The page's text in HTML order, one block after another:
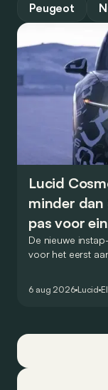
Peugeot
Lucid
minder
pas voor
De nieuwe
voor het eerst
constructeur
6 aug 2026 Lucid